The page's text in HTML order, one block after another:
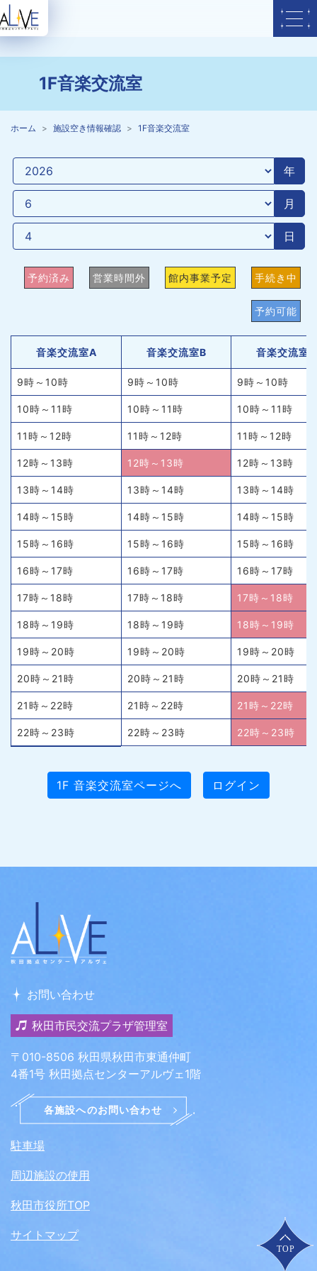
1F音楽交流室
ホーム 施設空き情報確認 1F音楽交流室
年
月
日
予約済み 営業時間外 館内事業予定 手続き中
予約可能
音楽交流室A 音楽交流室B 音楽交流室C
9時～10時 9時～10時 9時～10時
10時～11時 10時～11時 10時～11時
11時～12時 11時～12時 11時～12時
12時～13時 12時～13時 12時～13時
13時～14時 13時～14時 13時～14時
14時～15時 14時～15時 14時～15時
15時～16時 15時～16時 15時～16時
16時～17時 16時～17時 16時～17時
17時～18時 17時～18時 17時～18時
18時～19時 18時～19時 18時～19時
19時～20時 19時～20時 19時～20時
20時～21時 20時～21時 20時～21時
21時～22時 21時～22時 21時～22時
22時～23時 22時～23時 22時～23時
1F 音楽交流室ページへ ログイン
お問い合わせ
秋田市民交流プラザ管理室
〒010-8506 秋田県秋田市東通仲町
4番1号 秋田拠点センターアルヴェ1階
駐車場
周辺施設の使用
秋田市役所TOP
サイトマップ